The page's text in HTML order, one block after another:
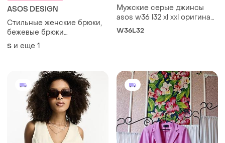
ASOS DESIGN
Стильные женские брюки,
бежевые брюки
свободного кроя, женская
одежда
S и еще 1
Мужские серые джинсы
asos w36 l32 xl xxl оригинал
асос прямые стрейчевые
W36L32